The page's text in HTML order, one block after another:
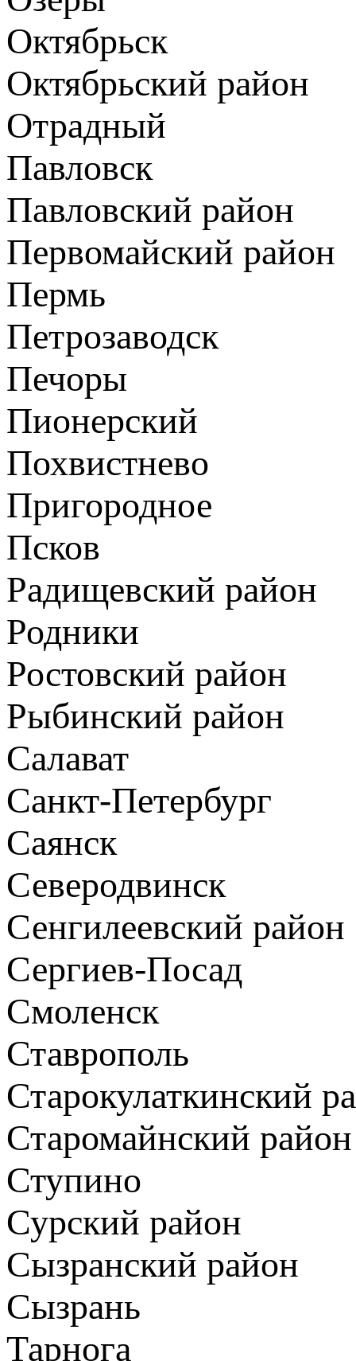
Октябрьск
Октябрьский район
Отрадный
Павловск
Павловский район
Первомайский район
Пермь
Петрозаводск
Печоры
Пионерский
Похвистнево
Пригородное
Псков
Радищевский район
Родники
Ростовский район
Рыбинский район
Салават
Санкт-Петербург
Саянск
Северодвинск
Сенгилеевский район
Сергиев-Посад
Смоленск
Ставрополь
Старокулаткинский
Старомайнский район
Ступино
Сурский район
Сызранский район
Сызрань
Тарнога